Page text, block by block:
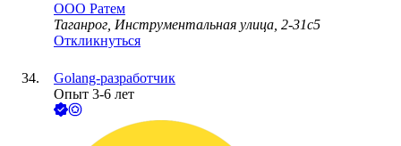
ООО Ратем
Таганрог, Инструментальная улица, 2-31с5
Откликнуться
Golang-разработчик
Опыт 3-6 лет